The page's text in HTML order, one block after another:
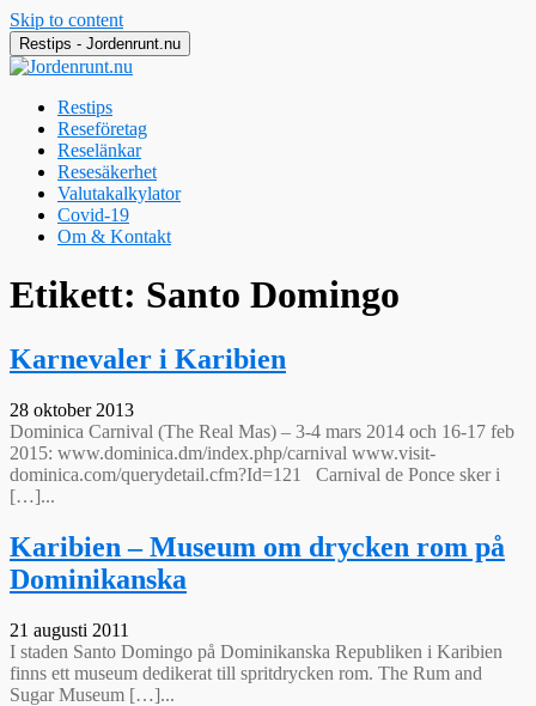
Skip to content
Restips - Jordenrunt.nu
Restips
Reseföretag
Reselänkar
Resesäkerhet
Valutakalkylator
Covid-19
Om & Kontakt
Jordenrunt.nu
Tusen Restips från hela världen
Etikett: Santo Domingo
Karnevaler i Karibien
28 oktober 2013
Dominica Carnival (The Real Mas) – 3-4 mars 2014 och 16-17 feb
2015: www.dominica.dm/index.php/carnival www.visit-
dominica.com/querydetail.cfm?Id=121 Carnival de Ponce sker i
[…]...
Karibien – Museum om drycken rom på
Dominikanska
21 augusti 2011
I staden Santo Domingo på Dominikanska Republiken i Karibien
finns ett museum dedikerat till spritdrycken rom. The Rum and
Sugar Museum […]...